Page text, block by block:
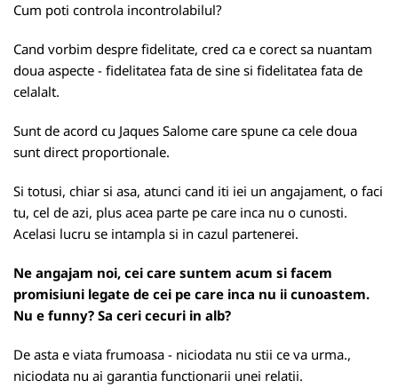
Cum poti controla incontrolabilul?
Cand vorbim despre fidelitate, cred ca e corect sa nuantam
doua aspecte - fidelitatea fata de sine si fidelitatea fata de
celalalt.
Sunt de acord cu Jaques Salome care spune ca cele doua
sunt direct proportionale.
Si totusi, chiar si asa, atunci cand iti iei un angajament, o faci
tu, cel de azi, plus acea parte pe care inca nu o cunosti.
Acelasi lucru se intampla si in cazul partenerei.
Ne angajam noi, cei care suntem acum si facem
promisiuni legate de cei pe care inca nu ii cunoastem.
Nu e funny? Sa ceri cecuri in alb?
De asta e viata frumoasa - niciodata nu stii ce va urma.,
niciodata nu ai garantia functionarii unei relatii.